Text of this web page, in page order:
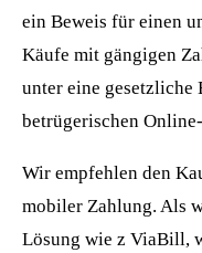
ein Beweis für einen
Käufe mit gängigen
unter eine gesetzliche
betrügerischen
Wir empfehlen den
mobiler Zahlung. Als
Lösung wie z ViaBill,